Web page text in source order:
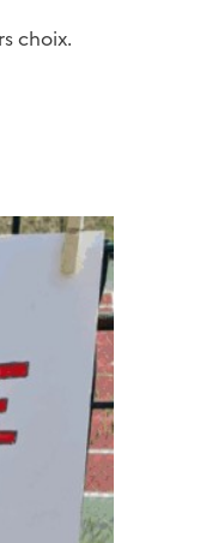
choix.